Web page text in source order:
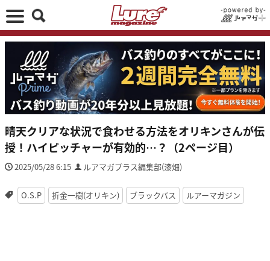
晴天クリアな状況で食わせる方法をオリキンさんが伝
授！ハイピッチャーが有効的…？（2ページ目）
2025/05/28 6:15 ルアマガプラス編集部(漆畑)
O.S.P 折金一樹(オリキン) ブラックバス ルアーマガジン